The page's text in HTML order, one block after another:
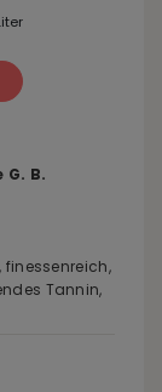
B.
finessenreich,
Tannin,